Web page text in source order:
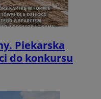
Piekarska
do konkursu